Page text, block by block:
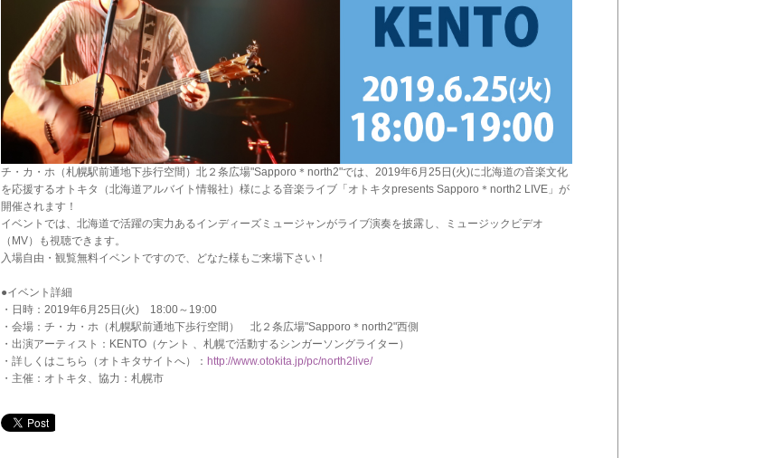
チ・カ・ホ（札幌駅前通地下歩行空間）北２条広場"Sapporo＊north2"では、2019年6月25日(火)に北海道の音楽文化
を応援するオトキタ（北海道アルバイト情報社）様による音楽ライブ「オトキタpresents Sapporo＊north2 LIVE」が
開催されます！
イベントでは、北海道で活躍の実力あるインディーズミュージャンがライブ演奏を披露し、ミュージックビデオ
（MV）も視聴できます。
入場自由・観覧無料イベントですので、どなた様もご来場下さい！
●イベント詳細
・日時：2019年6月25日(火) 18:00～19:00
・会場：チ・カ・ホ（札幌駅前通地下歩行空間） 北２条広場"Sapporo＊north2"西側
・出演アーティスト：KENTO（ケント 、札幌で活動するシンガーソングライター）
・詳しくはこちら（オトキタサイトへ）： http://www.otokita.jp/pc/north2live/
・主催：オトキタ、協力：札幌市